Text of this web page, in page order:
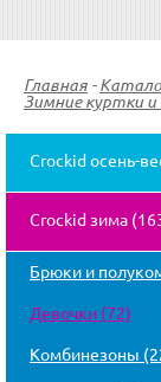
Главная -
Зимние куртки
Crockid осень-
Crockid зима
Брюки и
Девочки (72)
Комбинезоны